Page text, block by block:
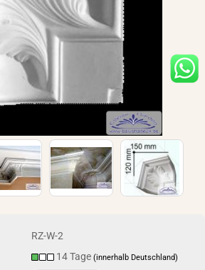
RZ-W-2
14 Tage(innerhalb Deutschland)